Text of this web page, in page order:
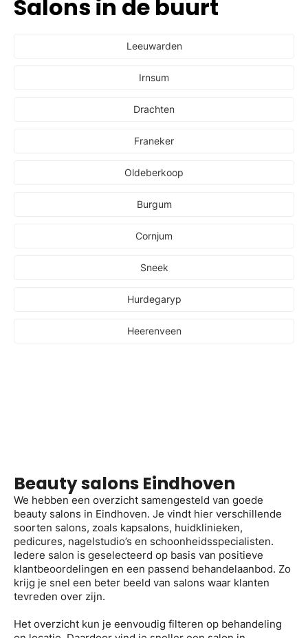
Salons in de buurt
Leeuwarden
Irnsum
Drachten
Franeker
Oldeberkoop
Burgum
Cornjum
Sneek
Hurdegaryp
Heerenveen
Beauty salons Eindhoven
We hebben een overzicht samengesteld van goede
beauty salons in Eindhoven. Je vindt hier verschillende
soorten salons, zoals kapsalons, huidklinieken,
pedicures, nagelstudio’s en schoonheidsspecialisten.
Iedere salon is geselecteerd op basis van positieve
klantbeoordelingen en een passend behandelaanbod. Zo
krijg je snel een beter beeld van salons waar klanten
tevreden over zijn.
Het overzicht kun je eenvoudig filteren op behandeling